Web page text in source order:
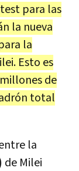
para las
la nueva
la
Esto es
de
total
la
de Milei